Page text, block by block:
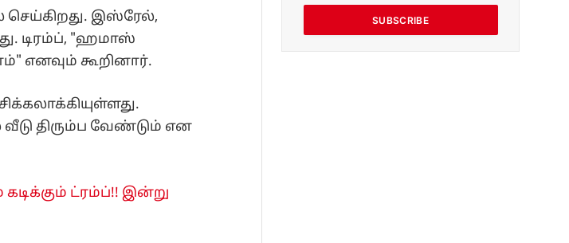
செய்கிறது. இஸ்ரேல்,
டிரம்ப், "ஹமாஸ்
எனவும் கூறினார்.
திரும்ப வேண்டும் என
ட்ரம்ப்!! இன்று
SUBSCRIBE